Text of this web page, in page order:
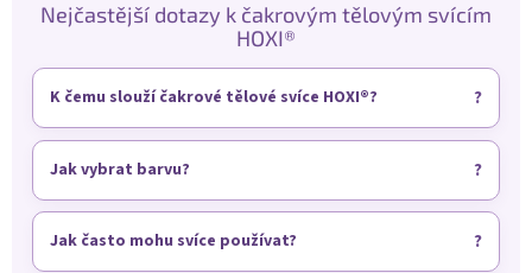
Nejčastější dotazy k čakrovým tělovým svícím
HOXI®
K čemu slouží čakrové tělové svíce HOXI®?
Jak vybrat barvu?
Jak často mohu svíce používat?